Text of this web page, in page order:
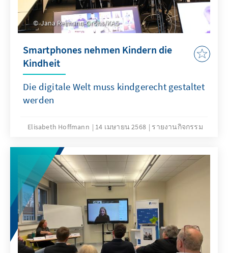
Jana Reimann-Grohs/KAS
Smartphones nehmen Kindern die
Kindheit
Die digitale Welt muss kindgerecht gestaltet
werden
Elisabeth Hoffmann 14 เมษายน 2568 รายงานกิจกรรม